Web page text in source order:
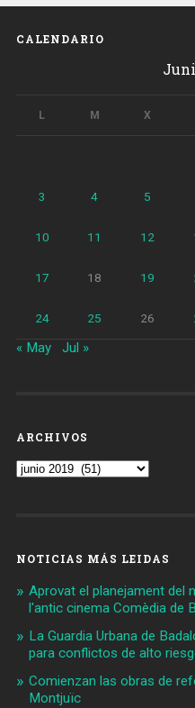
CALENDARIO
L M X
3 4 5
10 11 12
17 18 19
24 25 26
« May Jul »
ARCHIVOS
Archivos
NOTICIAS MÁS LEIDAS
Aprovat el planejament del
l'antic cinema Comèdia de
La Guardia Urbana de
para conflictos de alto
Comienzan las obras de
Montjuïc